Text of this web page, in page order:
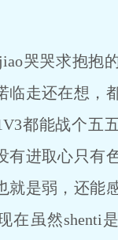
哭求抱抱的
临走还在想，
都能战个五
有进取心只有
就是弱，还能
在虽然shenti